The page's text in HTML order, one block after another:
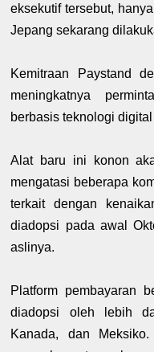
eksekutif tersebut,
Jepang sekarang
Kemitraan Paystand
meningkatnya
berbasis teknologi
Alat baru ini konon
mengatasi beberapa
terkait dengan
diadopsi pada awal
aslinya.
Platform pembayaran
diadopsi oleh lebih
Kanada, dan